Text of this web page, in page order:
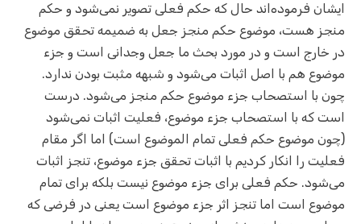
ایشان فرموده‌اند حال که حکم فعلی تصویر نمی‌شود و حکم
منجز هست، موضوع حکم منجز جعل به ضمیمه تحقق موضوع
در خارج است و در مورد بحث ما جعل وجدانی است و جزء
موضوع هم با اصل اثبات می‌شود و شبهه مثبت بودن ندارد.
چون با استصحاب جزء موضوع حکم منجز می‌شود. درست
است که با استصحاب جزء موضوع، فعلیت اثبات نمی‌شود
(چون موضوع حکم فعلی تمام الموضوع است) اما اگر مقام
فعلیت را انکار کردیم با اثبات تحقق جزء موضوع، تنجز اثبات
می‌شود. حکم فعلی برای جزء موضوع نیست بلکه برای تمام
موضوع است اما تنجز اثر جزء موضوع است یعنی در فرضی که